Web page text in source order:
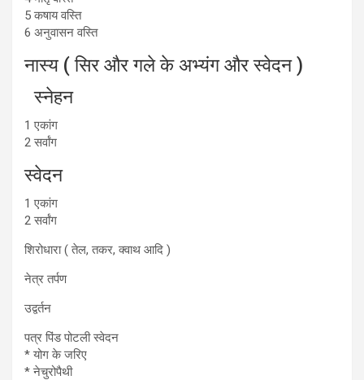
5 कषाय वस्ति
6 अनुवासन वस्ति
नास्य ( सिर और गले के अभ्यंग और स्वेदन )
स्नेहन
1 एकांग
2 सर्वांग
स्वेदन
1 एकांग
2 सर्वांग
शिरोधारा ( तेल, तकर, क्वाथ आदि )
नेत्र तर्पण
उद्वर्तन
पत्र पिंड पोटली स्वेदन
* योग के जरिए
* नेचुरोपैथी